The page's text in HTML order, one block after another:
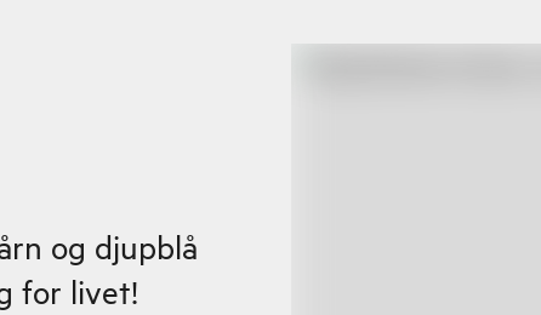
og djupblå
for livet!